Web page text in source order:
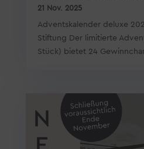
21 Nov. 2025
Adventskalender deluxe
Stiftung Der limitierte
Stück) bietet 24